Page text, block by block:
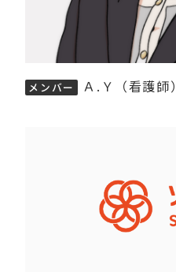
メンバー Ａ.Ｙ（看護師）